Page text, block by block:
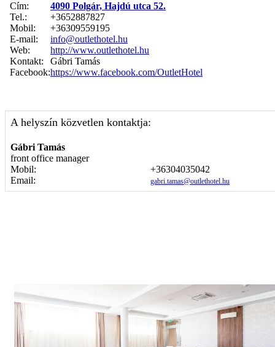
Cím:
4090 Polgár, Hajdú utca 52.
Tel.:
+3652887827
Mobil:
+36309559195
E-mail:
info@outlethotel.hu
Web:
http://www.outlethotel.hu
Kontakt:
Gábri Tamás
Facebook:https://www.facebook.com/OutletHotel
A helyszín közvetlen kontaktja:
Gábri Tamás
front office manager
Mobil:
+36304035042
Email:
gabri.tamas@outlethotel.hu